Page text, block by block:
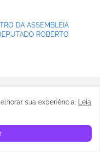
DA ASSEMBLÉIA
ROBERTO
sua experiência.
Leia